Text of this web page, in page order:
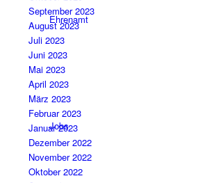
Ehrenamt
Jobs
September 2023
August 2023
Juli 2023
Juni 2023
Mai 2023
April 2023
März 2023
Februar 2023
Januar 2023
Dezember 2022
November 2022
Oktober 2022